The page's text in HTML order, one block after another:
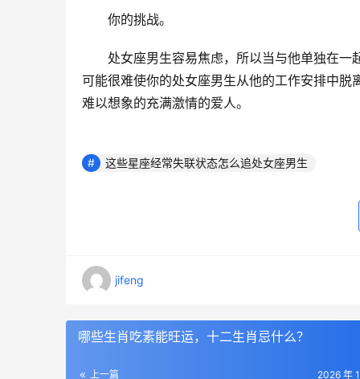
你的挑战。
处女座男生容易焦虑，所以当与他单独在一
可能很难使你的处女座男生从他的工作安排中
难以想象的充满激情的爱人。
这些星座经常失联状态怎么追处女座男生
jifeng
哪些生肖吃素能旺运，十二生肖忌什么？
上一篇 2026 年